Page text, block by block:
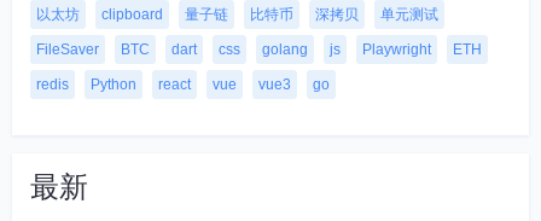
以太坊 clipboard 量子链 比特币 深拷贝 单元测试
FileSaver BTC dart css golang js Playwright ETH
redis Python react vue vue3 go
最新